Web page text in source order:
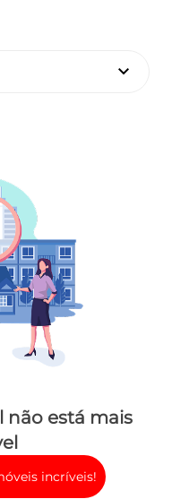
keyboard_arrow_down
não está mais
incríveis!